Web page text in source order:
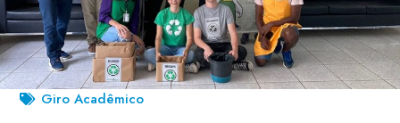
Giro Acadêmico